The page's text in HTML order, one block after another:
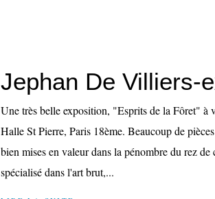
Jephan De Villiers-
Une très belle exposition, "Esprits de la Fôret" à
Halle St Pierre, Paris 18ème. Beaucoup de
bien mises en valeur dans la pénombre du rez de
spécialisé dans l'art brut,...